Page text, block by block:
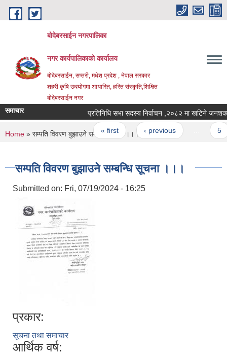
Skip to main content
बोदेबरसाईन नगरपालिका
नगर कार्यपालिकाको कार्यालय
बोदेबरसाईन, सप्तरी, मधेश प्रदेश , नेपाल सरकार
शहरी कृषि उधयोगमा आधारित, हरित संस्कृति,शिक्षित
बोदेबरसाईन नगर
समाचार प्रतिनिधि सभा सदस्य निर्वाचन ,२०८२ मा
Pages
« first ‹ previous
You are here
Home » सम्पति विवरण बुझाउने सम्बन्धि सूचना ।।।
सम्पति विवरण बुझाउने सम्बन्धि सूचना ।।।
Submitted on: Fri, 07/19/2024 - 16:25
प्रकार:
सूचना तथा समाचार
आर्थिक वर्ष: